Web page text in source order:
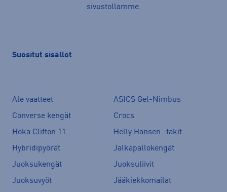
sivustollamme.
Suositut sisällöt
Ale vaatteet
ASICS Gel-Nimbus
Converse kengät
Crocs
Hoka Clifton 11
Helly Hansen -takit
Hybridipyörät
Jalkapallokengät
Juoksukengät
Juoksuliivit
Juoksuvyöt
Jääkiekkomailat